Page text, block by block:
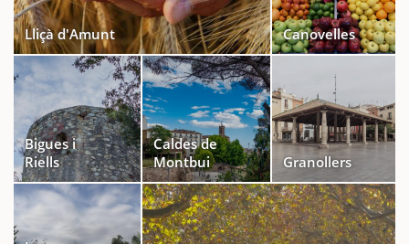
Lliçà d'Amunt Canovelles
Bigues i
Riells
Caldes de
Montbui
Granollers